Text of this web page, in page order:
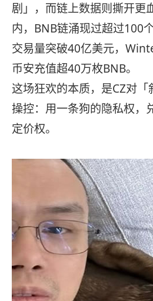
剧」，而链上数据则撕开更
内，BNB链涌现过超过100
交易量突破40亿美元，
币安充值超40万枚BNB。
这场狂欢的本质，是CZ对
操控：用一条狗的隐私权，
定价权。